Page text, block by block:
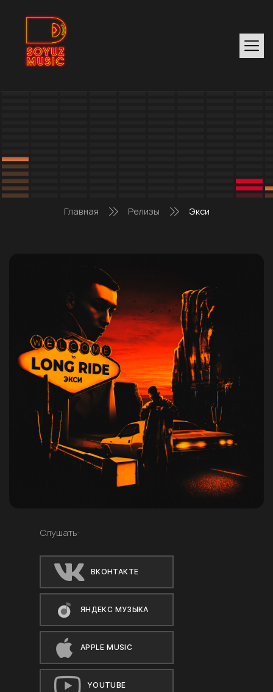
Главная Релизы Экси
Слушать:
ВКОНТАКТЕ
ЯНДЕКС МУЗЫКА
APPLE MUSIC
YOUTUBE